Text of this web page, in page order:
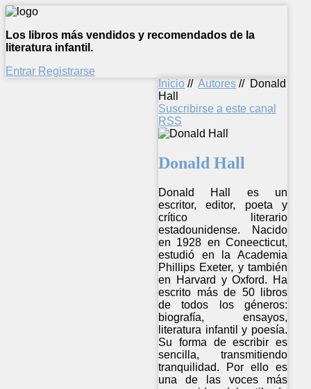
Los libros más vendidos y recomendados de la
literatura infantil.
Entrar Registrarse
Inicio // Autores // Donald
Hall
Suscribirse a este canal
RSS
Donald Hall
Donald Hall es un
escritor, editor, poeta y
crítico literario
estadounidense. Nacido
en 1928 en Coneecticut,
estudió en la Academia
Phillips Exeter, y también
en Harvard y Oxford. Ha
escrito más de 50 libros
de todos los géneros:
biografía, ensayos,
literatura infantil y poesía.
Su forma de escribir es
sencilla, transmitiendo
tranquilidad. Por ello es
una de las voces más